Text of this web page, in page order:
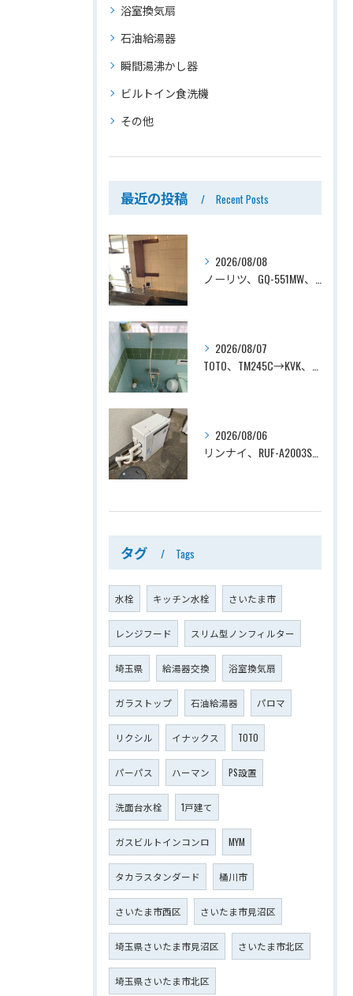
浴室換気扇
石油給湯器
瞬間湯沸かし器
ビルトイン食洗機
その他
最近の投稿 Recent Posts
2026/08/08
2026/08/07
2026/08/06
タグ Tags
水栓 キッチン水栓 さいたま市
レンジフード スリム型ノンフィルター
埼玉県 給湯器交換 浴室換気扇
ガラストップ 石油給湯器 パロマ
リクシル イナックス TOTO
パーパス ハーマン PS設置
洗面台水栓 1戸建て
ガスビルトインコンロ MYM
タカラスタンダード 桶川市
さいたま市西区 さいたま市見沼区
埼玉県さいたま市見沼区 さいたま市北区
埼玉県さいたま市北区